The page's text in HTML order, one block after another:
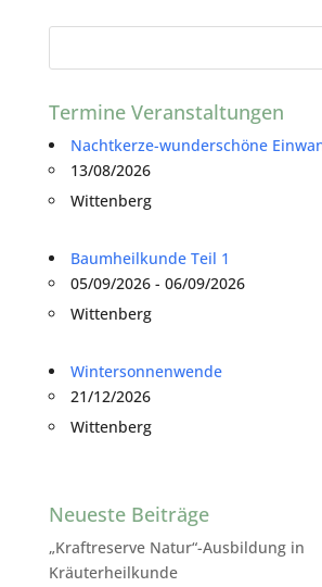
Termine Veranstaltungen
Nachtkerze-wunderschöne
13/08/2026
Wittenberg
Baumheilkunde Teil 1
05/09/2026 - 06/09/2026
Wittenberg
Wintersonnenwende
21/12/2026
Wittenberg
Neueste Beiträge
„Kraftreserve Natur“-Ausbildung in
Kräuterheilkunde